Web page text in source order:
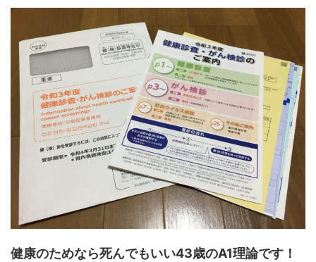
健康のためなら死んでもいい43歳のA1理論です！